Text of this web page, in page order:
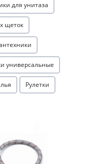
для унитаза
щеток
универсальные
Рулетки